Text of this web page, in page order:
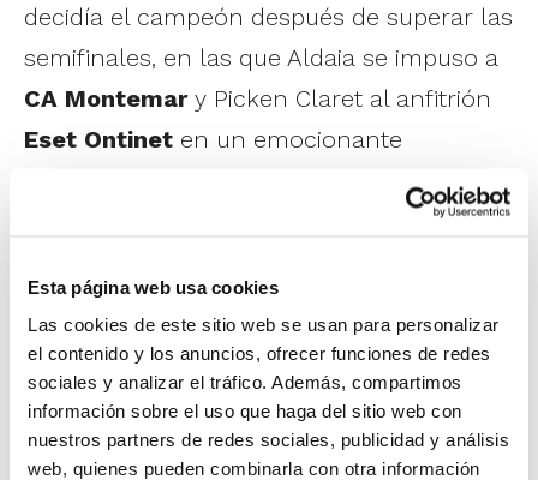
Esta página web usa cookies
Las cookies de este sitio web se usan para personalizar
el contenido y los anuncios, ofrecer funciones de redes
sociales y analizar el tráfico. Además, compartimos
información sobre el uso que haga del sitio web con
nuestros partners de redes sociales, publicidad y análisis
web, quienes pueden combinarla con otra información
decidía el campeón después de superar las
semifinales, en las que Aldaia se impuso a
CA Montemary Picken Claret al anfitrión
Eset Ontinet en un emocionante
Aldaia. Carlos Estarlich no dudó en
emplear rápidamente su primer tiempo
muerto para cortar ese mal inicio y poco a
poco su equipo empezó a meterse en
partido. Subió el pistón en defensa, a los